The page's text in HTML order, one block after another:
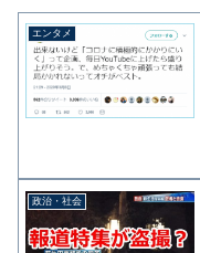
エンタメ
政治・社会